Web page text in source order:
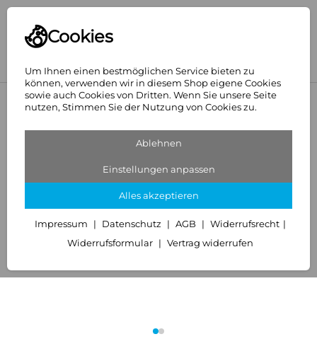
Cookies
Um Ihnen einen bestmöglichen Service bieten zu
können, verwenden wir in diesem Shop eigene Cookies
sowie auch Cookies von Dritten. Wenn Sie unsere Seite
nutzen, Stimmen Sie der Nutzung von Cookies zu.
Ablehnen
Einstellungen anpassen
Alles akzeptieren
Impressum Datenschutz AGB
Widerrufsrecht
Widerrufsformular
Vertrag widerrufen
Hansgrohe